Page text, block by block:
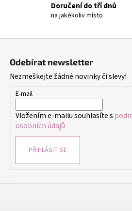
k
ý
s
Doručení do tří dnů
na jakékoliv místo
Odebírat newsletter
Nezmeškejte žádné novinky či slevy!
E-mail
Vložením e-mailu souhlasíte s
osobních údajů
PŘIHLÁSIT SE